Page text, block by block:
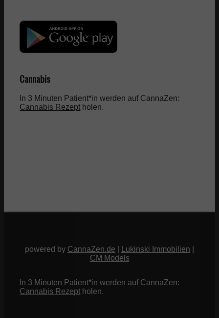
Cannabis
In 3 Minuten Patient*in werden auf CannaZen:
Cannabis Rezept holen.
powered by CannaZen.de Lukinski Immobilien
CM Models
In 3 Minuten Patient*in werden auf CannaZen:
Cannabis Rezept holen.